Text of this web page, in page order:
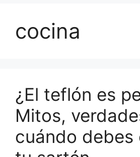
cocina
¿El teflón es
Mitos,
cuándo debes